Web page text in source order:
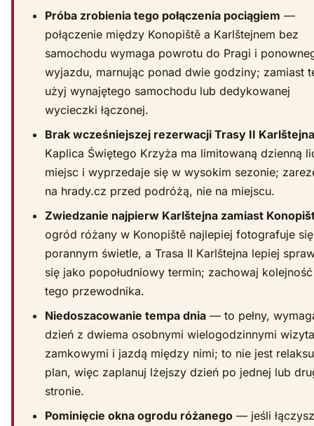
Próba zrobienia tego połączenia pociągiem —
połączenie między Konopiště a Karlštejnem bez
samochodu wymaga powrotu do Pragi i
wyjazdu, marnując ponad dwie godziny; zamiast
użyj wynajętego samochodu lub dedykowanej
wycieczki łączonej.
Brak wcześniejszej rezerwacji Trasy II Karlštejna
Kaplica Świętego Krzyża ma limitowaną dzienną
miejsc i wyprzedaje się w wysokim sezonie;
na hrady.cz przed podróżą, nie na miejscu.
Zwiedzanie najpierw Karlštejna zamiast
ogród różany w Konopiště najlepiej fotografuje
porannym świetle, a Trasa II Karlštejna lepiej
się jako popołudniowy termin; zachowaj
tego przewodnika.
Niedoszacowanie tempa dnia — to pełny,
dzień z dwiema osobnymi wielogodzinnymi
zamkowymi i jazdą między nimi; to nie jest
plan, więc zaplanuj lżejszy dzień po jednej lub
stronie.
Pominięcie okna ogrodu różanego — jeśli